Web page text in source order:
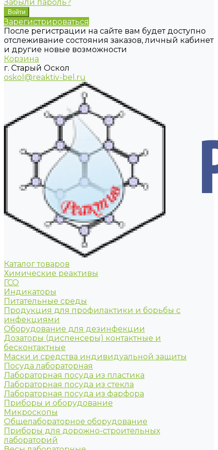
Забыли пароль?
Зарегистрироваться
После регистрации на сайте вам будет доступно
отслеживание состояния заказов, личный кабинет
и другие новые возможности
Корзина
г. Старый Оскол
oskol@reaktiv-bel.ru
Каталог товаров
Химические реактивы
ГСО
Индикаторы
Питательные среды
Продукция для профилактики и борьбы с
инфекциями
Оборудование для дезинфекции
Дозаторы (диспенсеры) контактные и
бесконтактные
Маски и средства индивидуальной защиты
Посуда лабораторная
Лабораторная посуда из пластика
Лабораторная посуда из стекла
Лабораторная посуда из фарфора
Приборы и оборудование
Микроскопы
Общелабораторное оборудование
Приборы для дорожно-строительных
лабораторий